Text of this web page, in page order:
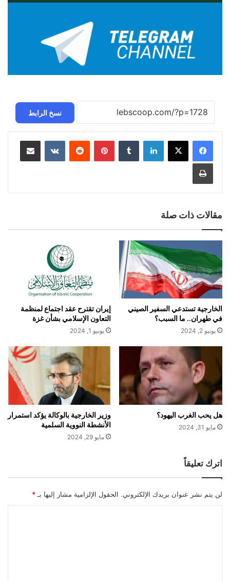
نسخ الرابط
لينكدإن بينتيريست
مقالات ذات صلة
الخارجية تستدعي السفير الصيني
في طهران.. ما السبب؟
يونيو 2, 2024
إيران تقترح عقد اجتماع لمنظمة
التعاون الإسلامي بشأن غزة
يونيو 1, 2024
هل يحب الغرب اليهود؟
مايو 31, 2024
وزير الخارجية بالوكالة يؤكد استمرار
الأنشطة النووية السلمية
مايو 29, 2024
اترك تعليقاً
لن يتم نشر عنوان بريدك الإلكتروني. الحقول الإلزامية مشار إليها بـ *